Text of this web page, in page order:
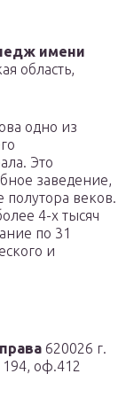
имени
область,
одно из
Это
заведение,
полутора веков.
4-х тысяч
по 31
и
620026 г.
194, оф.412